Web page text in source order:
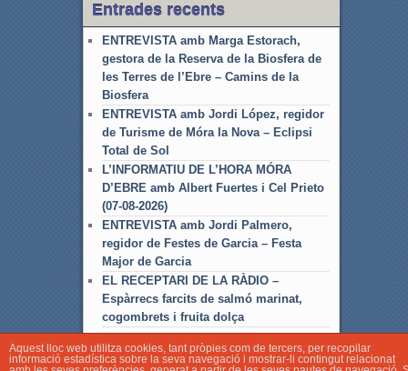
Entrades recents
ENTREVISTA amb Marga Estorach,
gestora de la Reserva de la Biosfera de
les Terres de l’Ebre – Camins de la
Biosfera
ENTREVISTA amb Jordi López, regidor
de Turisme de Móra la Nova – Eclipsi
Total de Sol
L’INFORMATIU DE L’HORA MÓRA
D’EBRE amb Albert Fuertes i Cel Prieto
(07-08-2026)
ENTREVISTA amb Jordi Palmero,
regidor de Festes de Garcia – Festa
Major de Garcia
EL RECEPTARI DE LA RÀDIO –
Espàrrecs farcits de salmó marinat,
cogombrets i fruita dolça
Aquest lloc web utilitza cookies, tant pròpies com de tercers, per recopilar
informació estadística sobre la seva navegació i mostrar-li contingut relacionat